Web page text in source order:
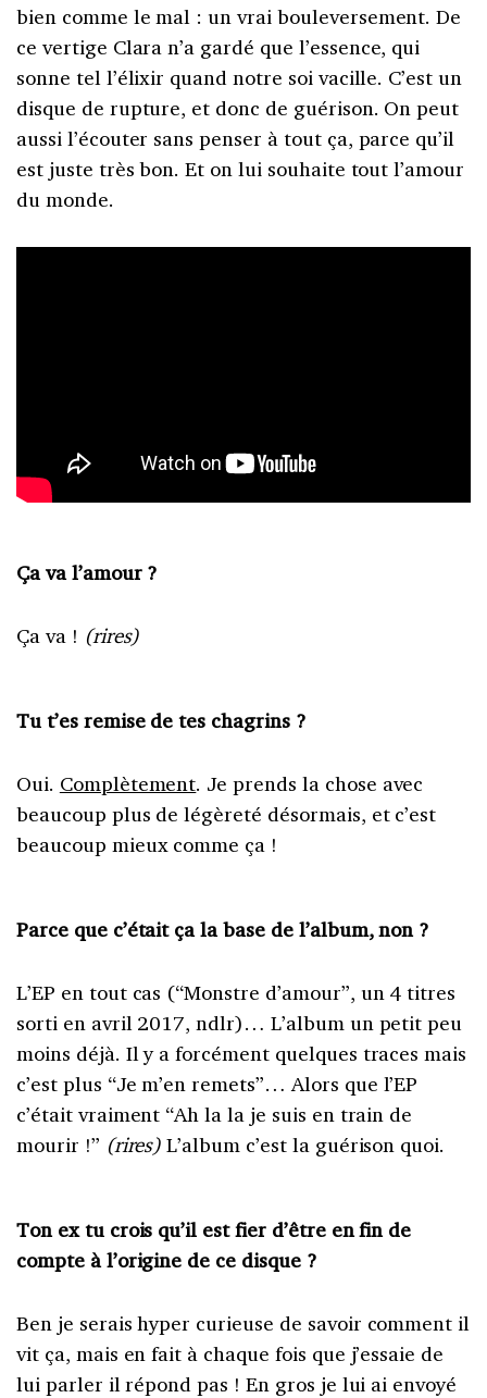
bien comme le mal : un vrai bouleversement. De
ce vertige Clara n’a gardé que l’essence, qui
sonne tel l’élixir quand notre soi vacille. C’est un
disque de rupture, et donc de guérison. On peut
aussi l’écouter sans penser à tout ça, parce qu’il
est juste très bon. Et on lui souhaite tout l’amour
du monde.
Ça va l’amour ?
Ça va ! (rires)
Tu t’es remise de tes chagrins ?
Oui. Complètement. Je prends la chose avec
beaucoup plus de légèreté désormais, et c’est
beaucoup mieux comme ça !
Parce que c’était ça la base de l’album, non ?
L’EP en tout cas (“Monstre d’amour”, un 4 titres
sorti en avril 2017, ndlr)… L’album un petit peu
moins déjà. Il y a forcément quelques traces mais
c’est plus “Je m’en remets”… Alors que l’EP
c’était vraiment “Ah la la je suis en train de
mourir !” (rires) L’album c’est la guérison quoi.
Ton ex tu crois qu’il est fier d’être en fin de
compte à l’origine de ce disque ?
Ben je serais hyper curieuse de savoir comment il
vit ça, mais en fait à chaque fois que j’essaie de
lui parler il répond pas ! En gros je lui ai envoyé